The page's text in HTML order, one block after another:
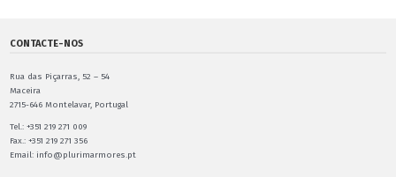
CONTACTE-NOS
Rua das Piçarras, 52 – 54
Maceira
2715-646 Montelavar, Portugal
Tel.: +351 219 271 009
Fax.: +351 219 271 356
Email: info@plurimarmores.pt